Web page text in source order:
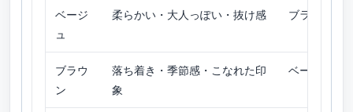
ベージ
ュ
柔らかい・大人っぽい・抜け感 ブラウス／
ブラウ
ン
落ち着き・季節感・こなれた印
象
ベージュ系